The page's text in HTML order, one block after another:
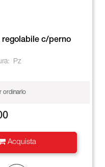
regolabile c/perno
Pz
ordinarlo
Acquista